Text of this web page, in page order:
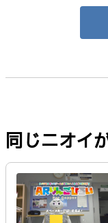
同じニオイ